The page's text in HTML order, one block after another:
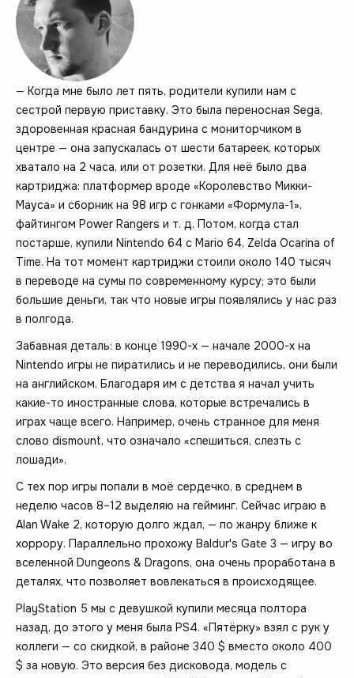
— Когда мне было лет пять, родители купили нам с
сестрой первую приставку. Это была переносная Sega,
здоровенная красная бандурина с мониторчиком в
центре — она запускалась от шести батареек, которых
хватало на 2 часа, или от розетки. Для неё было два
картриджа: платформер вроде «Королевство Микки-
Мауса» и сборник на 98 игр с гонками «Формула-1»,
файтингом Power Rangers и т. д. Потом, когда стал
постарше, купили Nintendo 64 с Mario 64, Zelda Ocarina of
Time. На тот момент картриджи стоили около 140 тысяч
в переводе на сумы по современному курсу; это были
большие деньги, так что новые игры появлялись у нас раз
в полгода.
Забавная деталь: в конце 1990-х — начале 2000-х на
Nintendo игры не пиратились и не переводились, они были
на английском. Благодаря им с детства я начал учить
какие-то иностранные слова, которые встречались в
играх чаще всего. Например, очень странное для меня
слово dismount, что означало «спешиться, слезть с
лошади».
С тех пор игры попали в моё сердечко, в среднем в
неделю часов 8–12 выделяю на гейминг. Сейчас играю в
Alan Wake 2, которую долго ждал, — по жанру ближе к
хоррору. Параллельно прохожу Baldur's Gate 3 — игру во
вселенной Dungeons & Dragons, она очень проработана в
деталях, что позволяет вовлекаться в происходящее.
PlayStation 5 мы с девушкой купили месяца полтора
назад, до этого у меня была PS4. «Пятёрку» взял с рук у
коллеги — со скидкой, в районе 340 $ вместо около 400
$ за новую. Это версия без дисковода, модель с